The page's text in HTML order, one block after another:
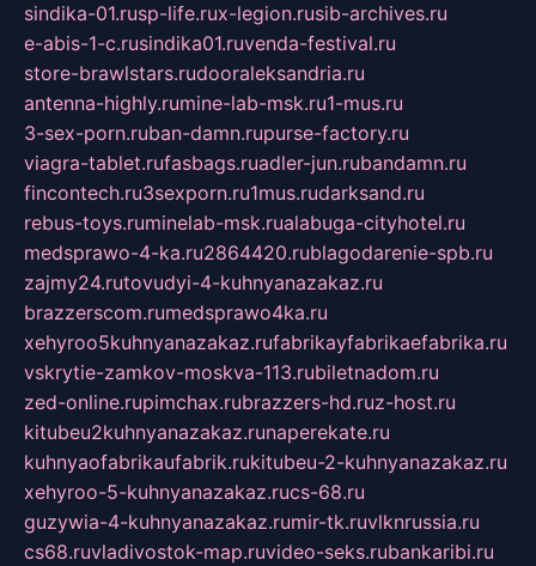
sindika-01.rusp-life.rux-legion.rusib-archives.ru
e-abis-1-c.rusindika01.ruvenda-festival.ru
store-brawlstars.rudooraleksandria.ru
antenna-highly.rumine-lab-msk.ru1-mus.ru
3-sex-porn.ruban-damn.rupurse-factory.ru
viagra-tablet.rufasbags.ruadler-jun.rubandamn.ru
fincontech.ru3sexporn.ru1mus.rudarksand.ru
rebus-toys.ruminelab-msk.rualabuga-cityhotel.ru
medsprawo-4-ka.ru2864420.rublagodarenie-spb.ru
zajmy24.rutovudyi-4-kuhnyanazakaz.ru
brazzerscom.rumedsprawo4ka.ru
xehyroo5kuhnyanazakaz.rufabrikayfabrikaefabrika.ru
vskrytie-zamkov-moskva-113.rubiletnadom.ru
zed-online.rupimchax.rubrazzers-hd.ruz-host.ru
kitubeu2kuhnyanazakaz.runaperekate.ru
kuhnyaofabrikaufabrik.rukitubeu-2-kuhnyanazakaz.ru
xehyroo-5-kuhnyanazakaz.rucs-68.ru
guzywia-4-kuhnyanazakaz.rumir-tk.ruvlknrussia.ru
cs68.ruvladivostok-map.ruvideo-seks.rubankaribi.ru